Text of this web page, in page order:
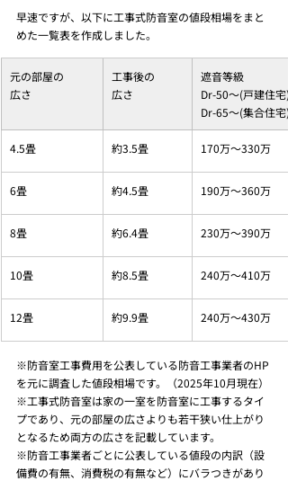
早速ですが、以下に工事式防音室の値段相場をまと
めた一覧表を作成しました。
元の部屋の
広さ
工事後の
広さ
遮音等級
Dr-50～(戸建住宅)
Dr-65～(集合住宅)
4.5畳 約3.5畳 170万～330万
6畳 約4.5畳 190万～360万
8畳 約6.4畳 230万～390万
10畳 約8.5畳 240万～410万
12畳 約9.9畳 240万～430万
※防音室工事費用を公表している防音工事業者のHP
を元に調査した値段相場です。（2025年10月現在）
※工事式防音室は家の一室を防音室に工事するタイ
プであり、元の部屋の広さよりも若干狭い仕上がり
となるため両方の広さを記載しています。
※防音工事業者ごとに公表している値段の内訳（設
備費の有無、消費税の有無など）にバラつきがあり